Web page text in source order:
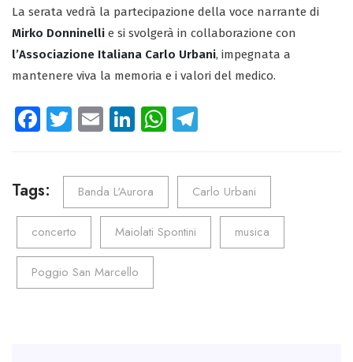
La serata vedrà la partecipazione della voce narrante di
Mirko Donninelli e si svolgerà in collaborazione con
l’Associazione Italiana Carlo Urbani, impegnata a
mantenere viva la memoria e i valori del medico.
Fa
o
ok
T
tt
er
E
ail
Li
e
dI
n
W
ts
p
p
gr
a
m
Tags: Banda L'Aurora Carlo Urbani
concerto Maiolati Spontini musica
Poggio San Marcello